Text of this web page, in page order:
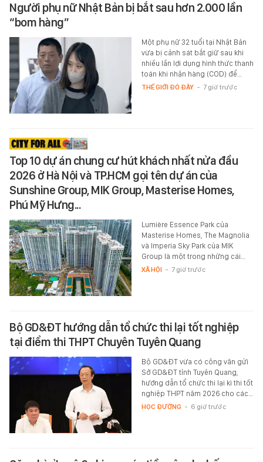
Người phụ nữ Nhật Bản bị bắt sau hơn 2.000 lần
“bom hàng”
Một phụ nữ 32 tuổi tại Nhật Bản
vừa bị cảnh sát bắt giữ sau khi
nhiều lần lợi dụng hình thức thanh
toán khi nhận hàng (COD) để…
THẾ GIỚI ĐÓ ĐÂY - 7 giờ trước
Top 10 dự án chung cư hút khách nhất nửa đầu
2026 ở Hà Nội và TP.HCM gọi tên dự án của
Sunshine Group, MIK Group, Masterise Homes,
Phú Mỹ Hưng...
Lumière Essence Park của
Masterise Homes, The Magnolia
và Imperia Sky Park của MIK
Group là một trong những cái…
XÃ HỘI - 7 giờ trước
Bộ GD&ĐT hướng dẫn tổ chức thi lại tốt nghiệp
tại điểm thi THPT Chuyên Tuyên Quang
Bộ GD&ĐT vừa có công văn gửi
Sở GD&ĐT tỉnh Tuyên Quang,
hướng dẫn tổ chức thi lại kì thi tốt
nghiệp THPT năm 2026 cho các…
HỌC ĐƯỜNG - 6 giờ trước